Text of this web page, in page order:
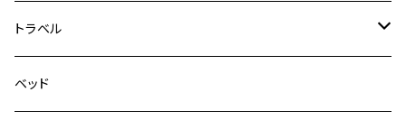
その他
その他
メッシュフィットハーネス
デニム＆コーデュロイ
トラベル
ドライブハーネス
ベッド